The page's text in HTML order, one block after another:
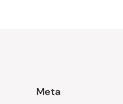
Meta